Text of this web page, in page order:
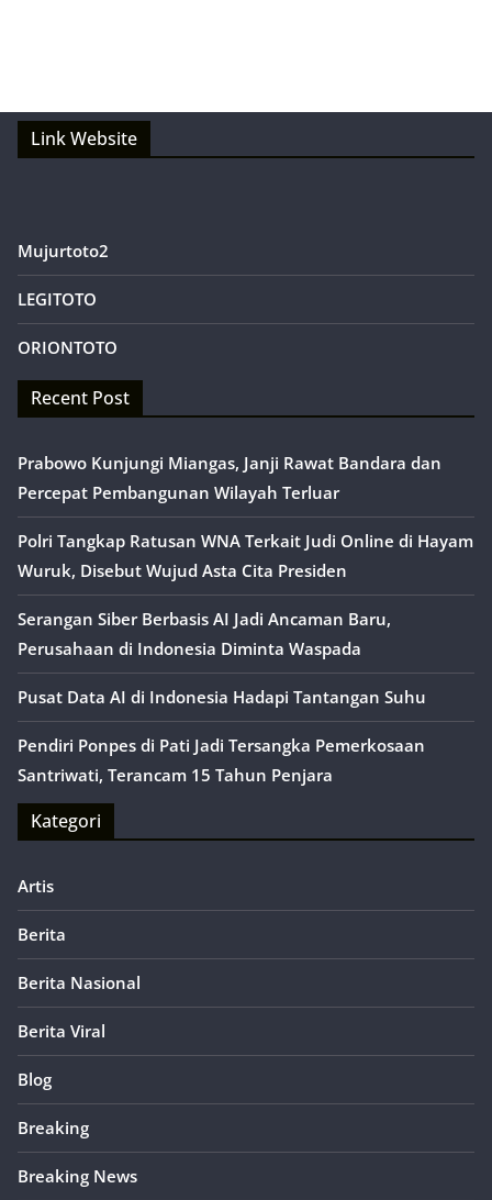
Link Website
Mujurtoto2
LEGITOTO
ORIONTOTO
Recent Post
Prabowo Kunjungi Miangas, Janji Rawat Bandara dan
Percepat Pembangunan Wilayah Terluar
Polri Tangkap Ratusan WNA Terkait Judi Online di Hayam
Wuruk, Disebut Wujud Asta Cita Presiden
Serangan Siber Berbasis AI Jadi Ancaman Baru,
Perusahaan di Indonesia Diminta Waspada
Pusat Data AI di Indonesia Hadapi Tantangan Suhu
Pendiri Ponpes di Pati Jadi Tersangka Pemerkosaan
Santriwati, Terancam 15 Tahun Penjara
Kategori
Artis
Berita
Berita Nasional
Berita Viral
Blog
Breaking
Breaking News